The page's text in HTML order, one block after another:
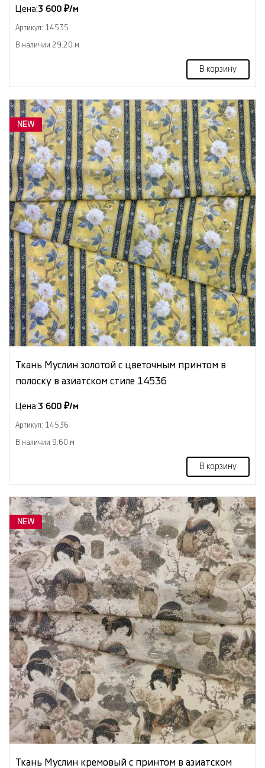
Цена:3 600 ₽/м
Артикул: 14535
В наличии 29.20 м
В корзину
NEW
Ткань Муслин золотой с цветочным принтом в
полоску в азиатском стиле 14536
Цена:3 600 ₽/м
Артикул: 14536
В наличии 9.60 м
В корзину
NEW
Ткань Муслин кремовый с принтом в азиатском